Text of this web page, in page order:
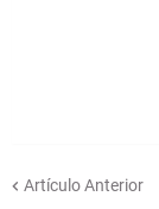
Artículo Anterior